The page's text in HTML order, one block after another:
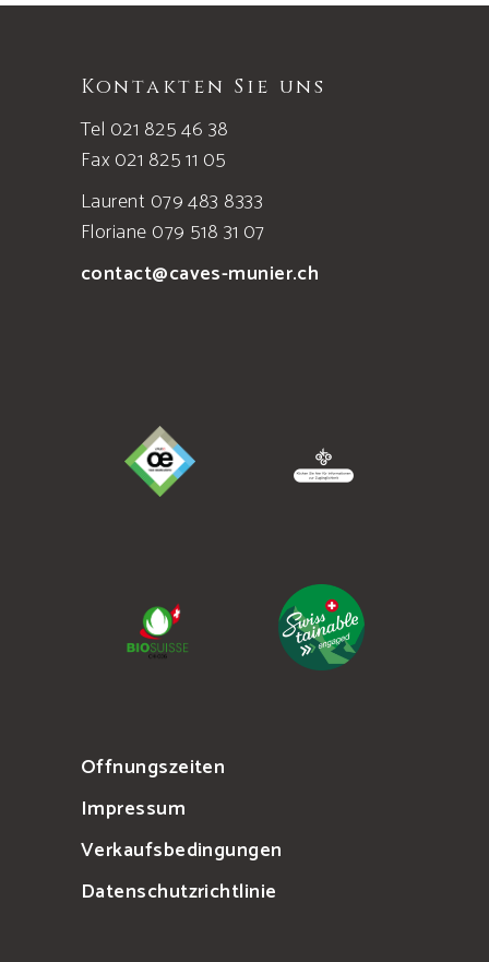
Kontakten Sie uns
Tel 021 825 46 38
Fax 021 825 11 05
Laurent 079 483 8333
Floriane 079 518 31 07
contact@caves-munier.ch
Offnungszeiten
Impressum
Verkaufsbedingungen
Datenschutzrichtlinie